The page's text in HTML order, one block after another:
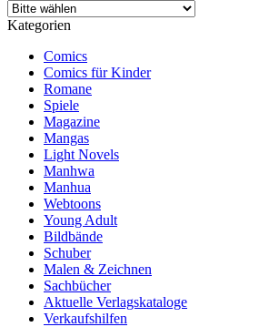
Kategorien
Comics
Comics für Kinder
Romane
Spiele
Magazine
Mangas
Light Novels
Manhwa
Manhua
Webtoons
Young Adult
Bildbände
Schuber
Malen & Zeichnen
Sachbücher
Aktuelle Verlagskataloge
Verkaufshilfen